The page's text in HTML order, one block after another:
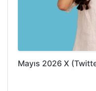
Mayıs 2026 X